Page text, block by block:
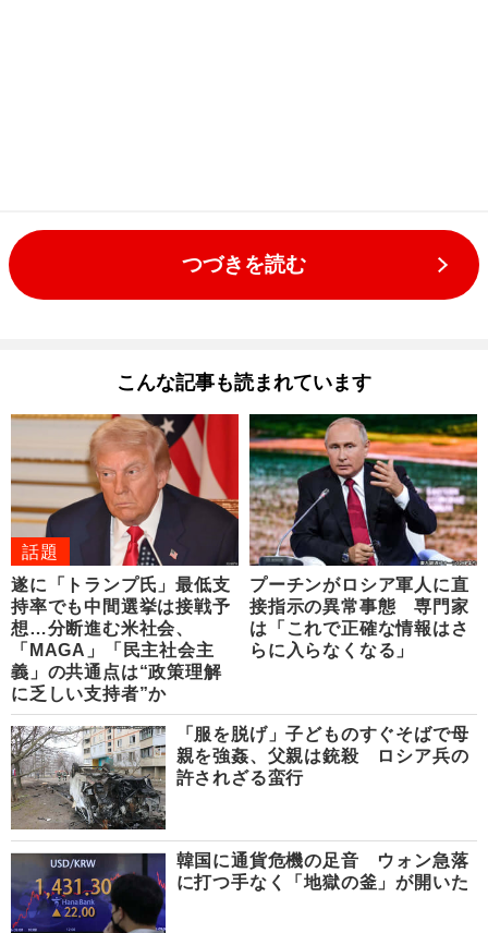
つづきを読む
こんな記事も読まれています
話題
遂に「トランプ氏」最低支
持率でも中間選挙は接戦予
想…分断進む米社会、
「MAGA」「民主社会主
義」の共通点は“政策理解
に乏しい支持者”か
プーチンがロシア軍人に直
接指示の異常事態 専門家
は「これで正確な情報はさ
らに入らなくなる」
「服を脱げ」子どものすぐそばで母
親を強姦、父親は銃殺 ロシア兵の
許されざる蛮行
韓国に通貨危機の足音 ウォン急落
に打つ手なく「地獄の釜」が開いた